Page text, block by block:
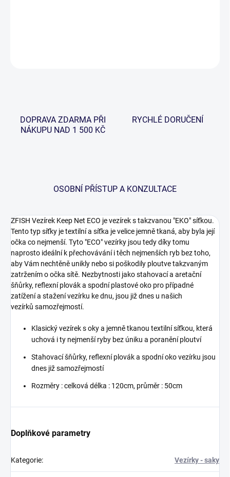
DOPRAVA ZDARMA PŘI
NÁKUPU NAD 1 500 KČ
RYCHLÉ DORUČENÍ
OSOBNÍ PŘÍSTUP A KONZULTACE
ZFISH Vezírek Keep Net ECO je vezírek s takzvanou "EKO" síťkou.
Tento typ síťky je textilní a síťka je velice jemně tkaná, aby byla její
očka co nejmenší. Tyto "ECO" vezírky jsou tedy díky tomu
naprosto ideální k přechovávání i těch nejmenších ryb bez toho,
aby Vám nechtěně unikly nebo si poškodily ploutve takzvaným
zatržením o očka sítě. Nezbytnosti jako stahovací a aretační
šňůrky, reflexní plovák a spodní plastové oko pro případné
zatížení a stažení vezírku ke dnu, jsou již dnes u našich
vezírků samozřejmostí.
Klasický vezírek s oky a jemně tkanou textilní síťkou, která
uchová i ty nejmenší ryby bez úniku a poranění ploutví
Stahovací šňůrky, reflexní plovák a spodní oko vezírku jsou
dnes již samozřejmostí
Rozměry : celková délka : 120cm, průměr : 50cm
Doplňkové parametry
Kategorie: Vezírky - saky